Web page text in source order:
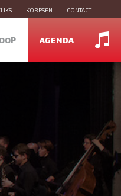
KORPSEN CONTACT
AGENDA